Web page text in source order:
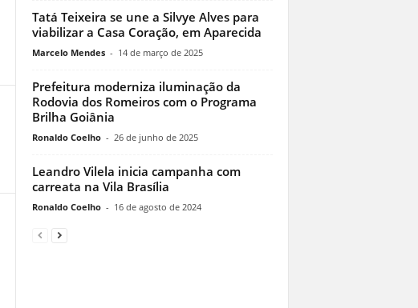
Tatá Teixeira se une a Silvye Alves para
viabilizar a Casa Coração, em Aparecida
Marcelo Mendes - 14 de março de 2025
Prefeitura moderniza iluminação da
Rodovia dos Romeiros com o Programa
Brilha Goiânia
Ronaldo Coelho - 26 de junho de 2025
Leandro Vilela inicia campanha com
carreata na Vila Brasília
Ronaldo Coelho - 16 de agosto de 2024